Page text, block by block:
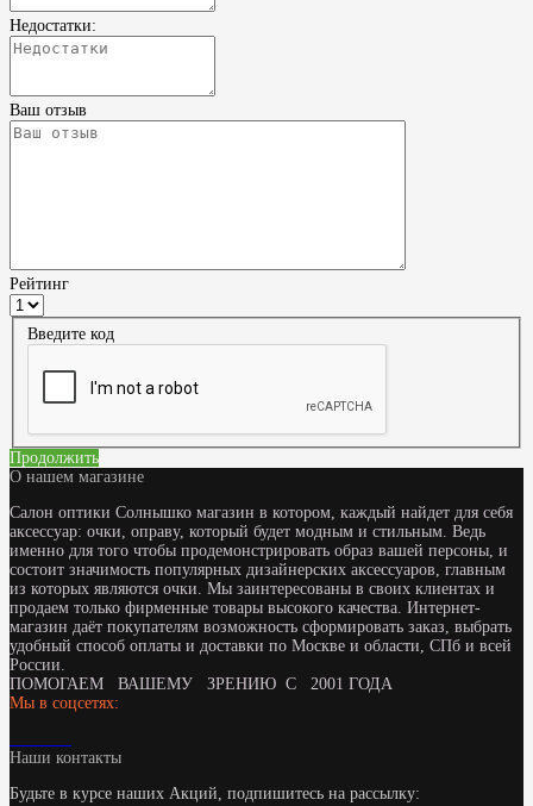
Недостатки:
Ваш отзыв
Рейтинг
Введите код
Продолжить
О нашем магазине
Салон оптики Солнышко магазин в котором, каждый найдет для себя
аксессуар: очки, оправу, который будет модным и стильным. Ведь
именно для того чтобы продемонстрировать образ вашей персоны, и
состоит значимость популярных дизайнерских аксессуаров, главным
из которых являются очки. Мы заинтересованы в своих клиентах и
продаем только фирменные товары высокого качества. Интернет-
магазин даёт покупателям возможность сформировать заказ, выбрать
удобный способ оплаты и доставки по Москве и области, СПб и всей
России.
ПОМОГАЕМ ВАШЕМУ ЗРЕНИЮ С 2001 ГОДА
Мы в соцсетях:
Наши контакты
Будьте в курсе наших Акций, подпишитесь на рассылку: